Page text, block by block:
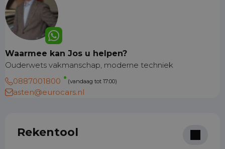
Waarmee kan Jos u helpen?
Ouderwets vakmanschap, moderne techniek
0887001800
(vandaag tot 17:00)
asten@eurocars.nl
Rekentool